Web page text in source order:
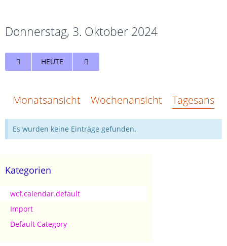
Donnerstag, 3. Oktober 2024
HEUTE
Monatsansicht Wochenansicht
Es wurden keine Einträge gefunden.
Kategorien
wcf.calendar.default
Import
Default Category